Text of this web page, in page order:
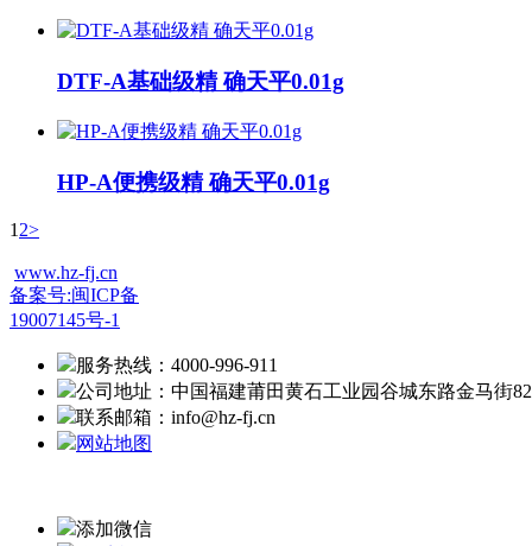
DTF-A基础级精 确天平0.01g
HP-A便携级精 确天平0.01g
1 2>
www.hz-fj.cn
备案号:闽ICP备
19007145号-1
服务热线：4000-996-911
公司地址：中国福建莆田黄石工业园谷城东路金马街
联系邮箱：info@hz-fj.cn
网站地图
添加微信